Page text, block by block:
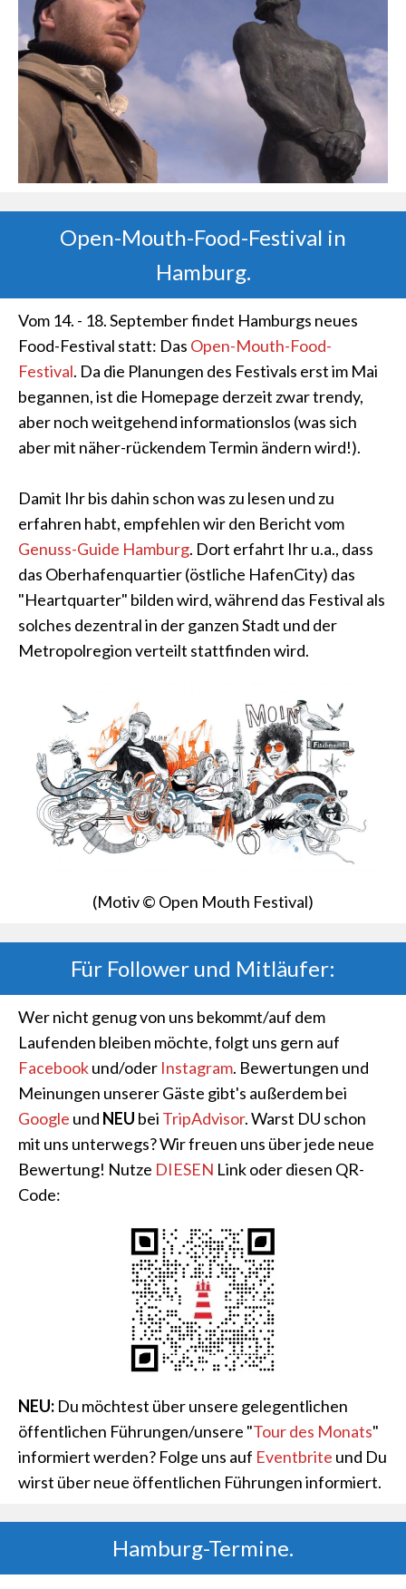
Open-Mouth-Food-Festival in
Hamburg.
Vom 14. - 18. September findet Hamburgs neues
Food-Festival statt: Das Open-Mouth-Food-
Festival. Da die Planungen des Festivals erst im Mai
begannen, ist die Homepage derzeit zwar trendy,
aber noch weitgehend informationslos (was sich
aber mit näher-rückendem Termin ändern wird!).
Damit Ihr bis dahin schon was zu lesen und zu
erfahren habt, empfehlen wir den Bericht vom
Genuss-Guide Hamburg. Dort erfahrt Ihr u.a., dass
das Oberhafenquartier (östliche HafenCity) das
"Heartquarter" bilden wird, während das Festival als
solches dezentral in der ganzen Stadt und der
Metropolregion verteilt stattfinden wird.
(Motiv © Open Mouth Festival)
Für Follower und Mitläufer:
Wer nicht genug von uns bekommt/auf dem
Laufenden bleiben möchte, folgt uns gern auf
Facebookund/oder Instagram. Bewertungen und
Meinungen unserer Gäste gibt's außerdem bei
Google und NEU bei TripAdvisor. Warst DU schon
mit uns unterwegs? Wir freuen uns über jede neue
Bewertung! Nutze DIESEN Link oder diesen QR-
Code:
NEU: Du möchtest über unsere gelegentlichen
öffentlichen Führungen/unsere "Tour des Monats"
informiert werden? Folge uns auf Eventbrite und Du
wirst über neue öffentlichen Führungen informiert.
Hamburg-Termine.